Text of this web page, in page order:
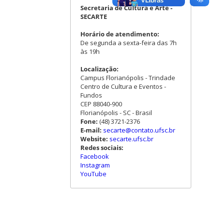
Secretaria de Cultura e Arte -
SECARTE
Horário de atendimento:
De segunda a sexta-feira das 7h
às 19h
Localização:
Campus Florianópolis - Trindade
Centro de Cultura e Eventos -
Fundos
CEP 88040-900
Florianópolis - SC - Brasil
Fone: (48) 3721-2376
E-mail: secarte@contato.ufsc.br
Website: secarte.ufsc.br
Redes sociais:
Facebook
Instagram
YouTube